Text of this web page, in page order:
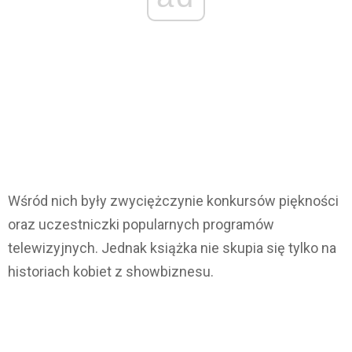
Wśród nich były zwyciężczynie konkursów piękności
oraz uczestniczki popularnych programów
telewizyjnych. Jednak książka nie skupia się tylko na
historiach kobiet z showbiznesu.